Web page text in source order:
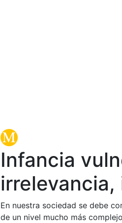
Infancia
En nuestra sociedad se debe
de un nivel mucho más